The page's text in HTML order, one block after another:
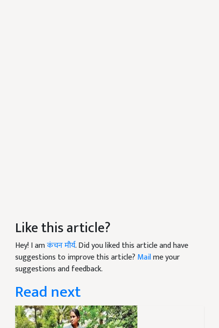
Like this article?
Hey! I amकंचन मौर्य. Did you liked this article and have
suggestions to improve this article? Mailme your
suggestions and feedback.
Read next